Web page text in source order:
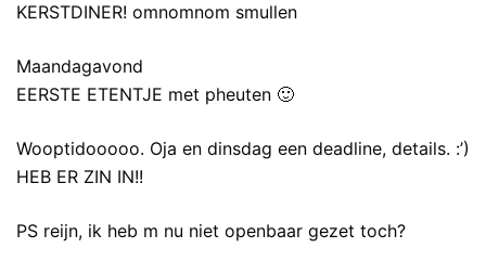
KERSTDINER! omnomnom smullen
Maandagavond
EERSTE ETENTJE met pheuten 🙂
Wooptidooooo. Oja en dinsdag een deadline, details. :’)
HEB ER ZIN IN!!
PS reijn, ik heb m nu niet openbaar gezet toch?